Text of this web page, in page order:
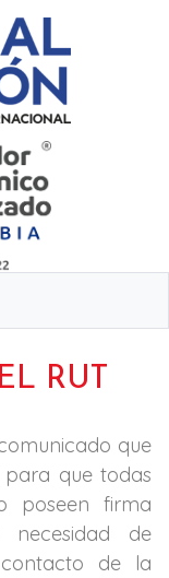
RUT
que
para que todas
poseen firma
necesidad de
de la